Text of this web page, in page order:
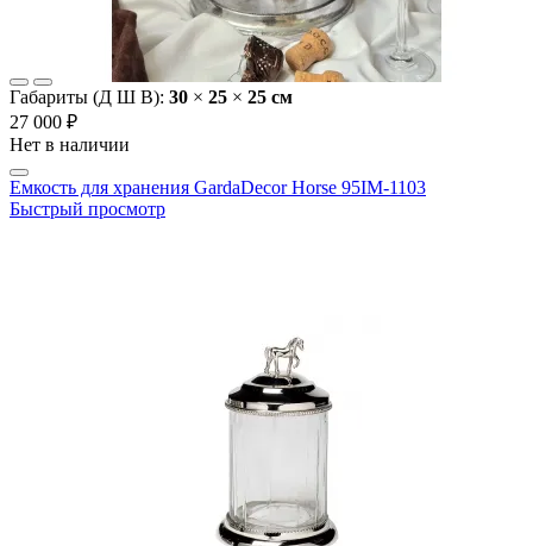
Габариты (Д Ш В): 30 × 25 × 25 cм
27 000 ₽
Нет в наличии
Емкость для хранения GardaDecor Horse 95IM-1103
Быстрый просмотр